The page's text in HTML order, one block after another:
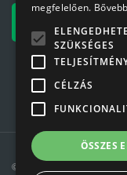
© 2019 MÁV-REC
megfelelően.
SZÜKSÉGES
CÉLZÁS
ÖSSZES